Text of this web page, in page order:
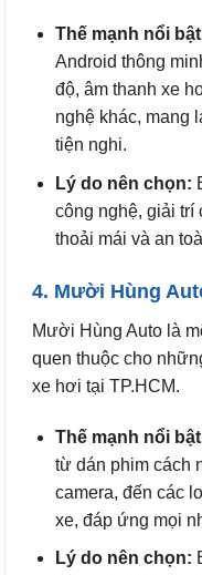
Thế mạnh nổi
Android thông
độ, âm thanh xe
nghệ khác, mang
tiện nghi.
Lý do nên chọn:
công nghệ, giải trí
thoải mái và an
4. Mười Hùng
Mười Hùng Auto là
quen thuộc cho
xe hơi tại TP.HCM.
Thế mạnh nổi
từ dán phim cách
camera, đến các
xe, đáp ứng mọi
Lý do nên chọn: